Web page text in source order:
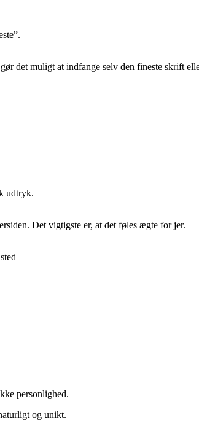
det muligt at indfange selv den fineste skrift
udtryk.
Det vigtigste er, at det føles ægte for jer.
personlighed.
og unikt.